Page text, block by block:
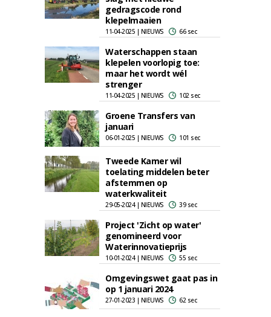
gedragscode rond
klepelmaaien
11-04-2025 | NIEUWS 66 sec
Waterschappen staan
klepelen voorlopig toe:
maar het wordt wél
strenger
11-04-2025 | NIEUWS 102 sec
Groene Transfers van
januari
06-01-2025 | NIEUWS 101 sec
Tweede Kamer wil
toelating middelen beter
afstemmen op
waterkwaliteit
29-05-2024 | NIEUWS 39 sec
Project 'Zicht op water'
genomineerd voor
Waterinnovatieprijs
10-01-2024 | NIEUWS 55 sec
Omgevingswet gaat pas in
op 1 januari 2024
27-01-2023 | NIEUWS 62 sec